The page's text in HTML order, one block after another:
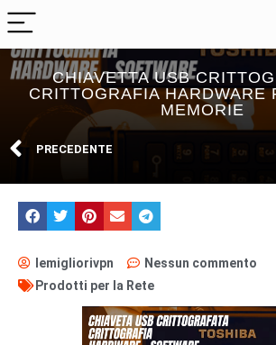
CHIAVETTA USB
CRITTOGRAFIA HARDWARE
MEMORIE
PRECEDENTE
lemigliorivpn
Nessun commento
Prodotti per la Rete